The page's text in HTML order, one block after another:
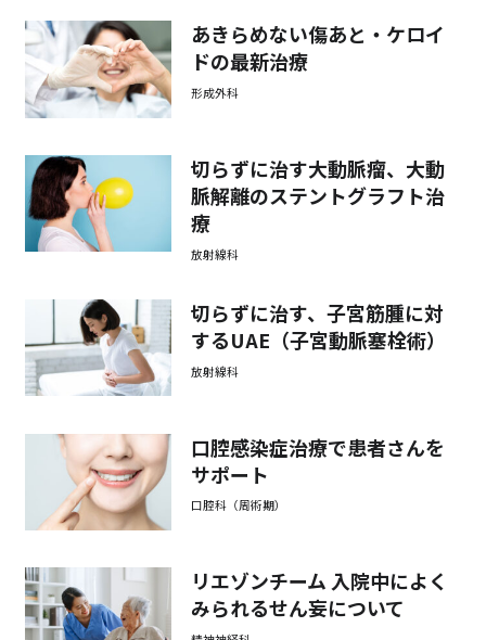
あきらめない傷あと・ケロイ
ドの最新治療
形成外科
切らずに治す大動脈瘤、大動
脈解離のステントグラフト治
療
放射線科
切らずに治す、子宮筋腫に対
するUAE（子宮動脈塞栓術）
放射線科
口腔感染症治療で患者さんを
サポート
口腔科（周術期）
リエゾンチーム 入院中によく
みられるせん妄について